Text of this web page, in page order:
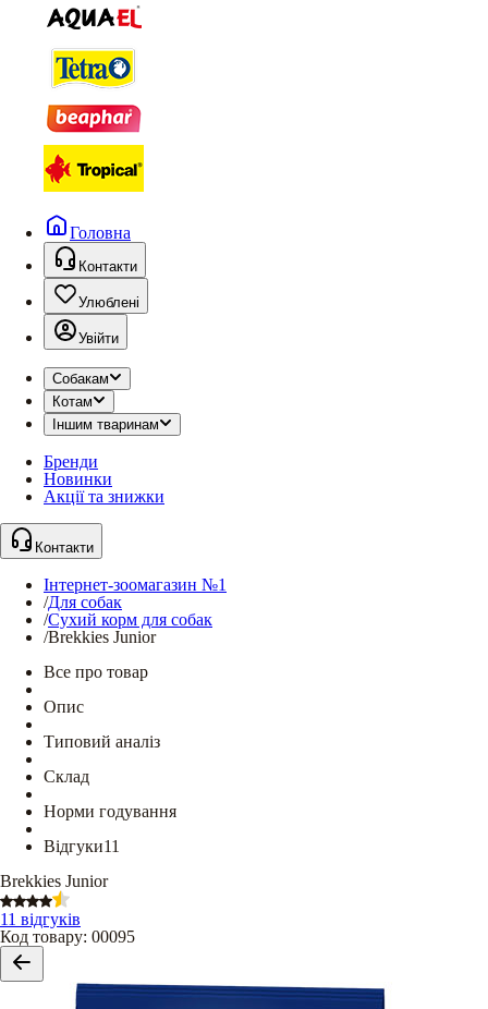
Головна
Контакти
Улюблені
Увійти
Собакам
Котам
Іншим тваринам
Бренди
Новинки
Акції та знижки
Контакти
Інтернет-зоомагазин №1
/Для собак
/Сухий корм для собак
/Brekkies Junior
Все про товар
Опис
Типовий аналіз
Склад
Норми годування
Відгуки11
Brekkies Junior
11 відгуків
Код товару: 00095